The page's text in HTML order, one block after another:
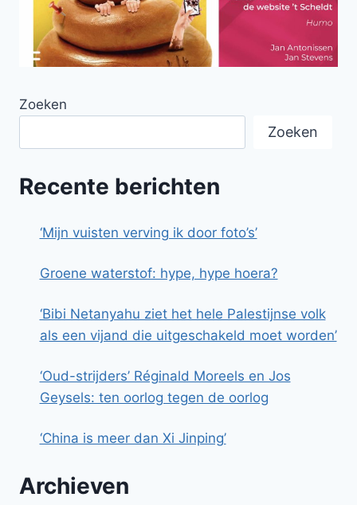
Zoeken
Zoeken
Recente berichten
‘Mijn vuisten verving ik door foto’s’
Groene waterstof: hype, hype hoera?
‘Bibi Netanyahu ziet het hele Palestijnse volk
als een vijand die uitgeschakeld moet worden’
‘Oud-strijders’ Réginald Moreels en Jos
Geysels: ten oorlog tegen de oorlog
‘China is meer dan Xi Jinping’
Archieven